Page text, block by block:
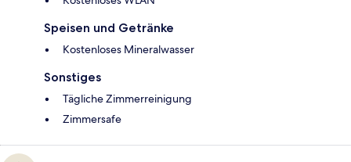
Speisen und Getränke
Kostenloses Mineralwasser
Sonstiges
Tägliche Zimmerreinigung
Zimmersafe